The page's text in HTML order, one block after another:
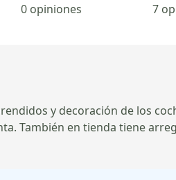
0 opiniones 7
y decoración de los
También en tienda tiene